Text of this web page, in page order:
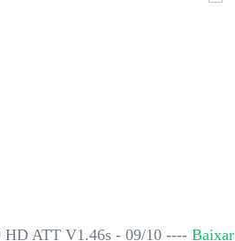
HD ATT V1.46s - 09/10 ---- Baixar